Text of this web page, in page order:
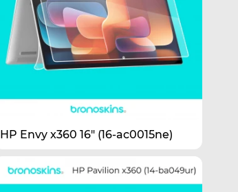
HP Envy x360 16" (16-ac0015ne)